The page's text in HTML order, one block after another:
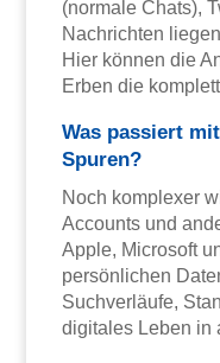
(normale Chats),
Nachrichten
Hier können die
Erben die
Was passiert
Spuren?
Noch komplexer
Accounts und
Apple, Microsoft
persönlichen
Suchverläufe,
digitales Leben in